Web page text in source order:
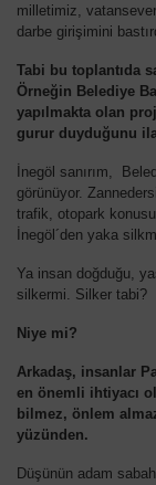
milletimiz,
darbe girişimini
Tabi bu toplantıda
Örneğin Belediye
yapılmakta olan
gurur duyduğunu
İnegöl sanırım,
görünüyor.
trafik, otopark
İnegöl´den yaka
Ya insan doğduğu,
silkermi. Silker tabi?
Niye mi?
Arkadaş, insanlar
en önemli ihtiyacı
bilmez, önlem
yüzünden.
Düşünün adam